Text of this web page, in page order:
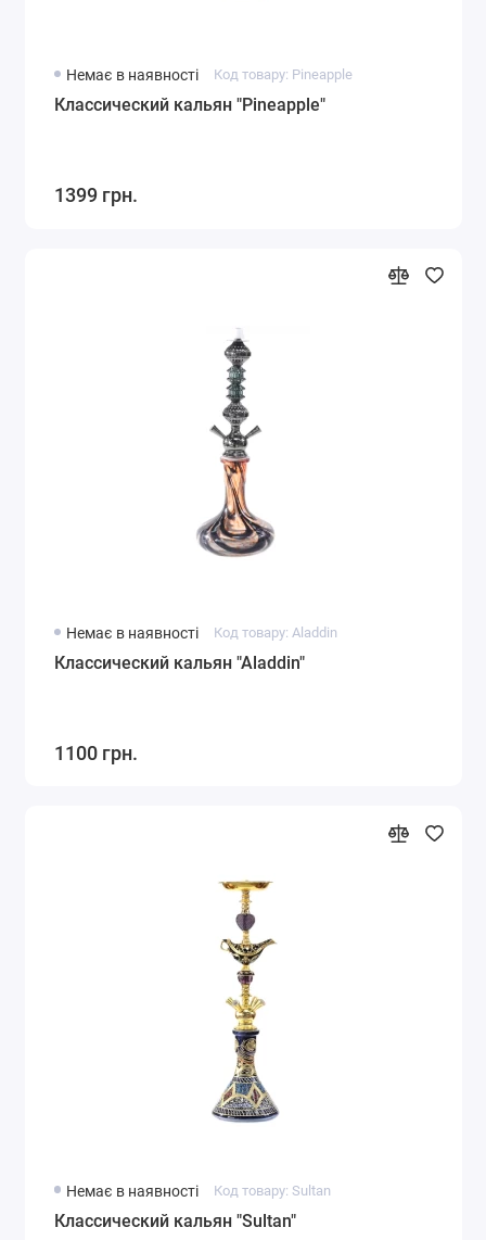
Немає в наявності Код товару: Pineapple
Классический кальян "Pineapple"
1399 грн.
Немає в наявності Код товару: Aladdin
Классический кальян "Aladdin"
1100 грн.
Немає в наявності Код товару: Sultan
Классический кальян "Sultan"